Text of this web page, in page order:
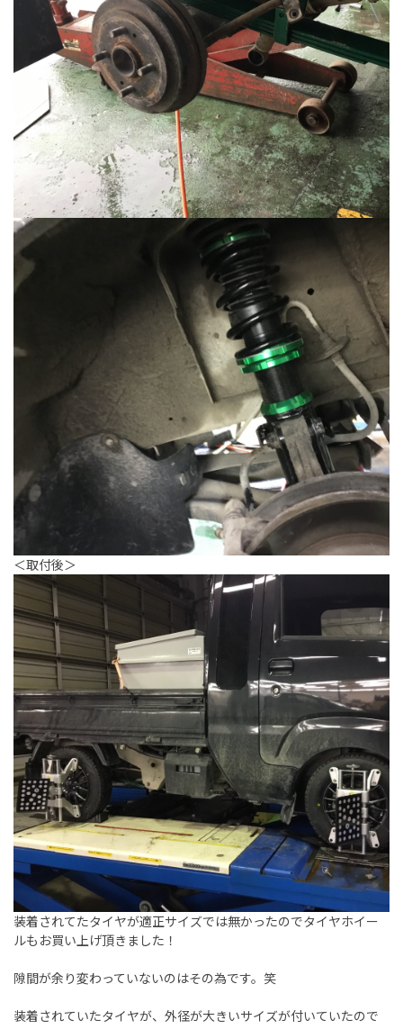
＜取付後＞
装着されてたタイヤが適正サイズでは無かったのでタイヤホイー
ルもお買い上げ頂きました！
隙間が余り変わっていないのはその為です。笑
装着されていたタイヤが、外径が大きいサイズが付いていたので